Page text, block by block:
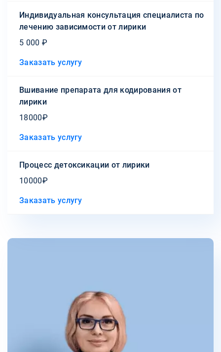
Индивидуальная консультация специалиста по
лечению зависимости от лирики
5 000 ₽
Заказать услугу
Вшивание препарата для кодирования от
лирики
18000₽
Заказать услугу
Процесс детоксикации от лирики
10000₽
Заказать услугу